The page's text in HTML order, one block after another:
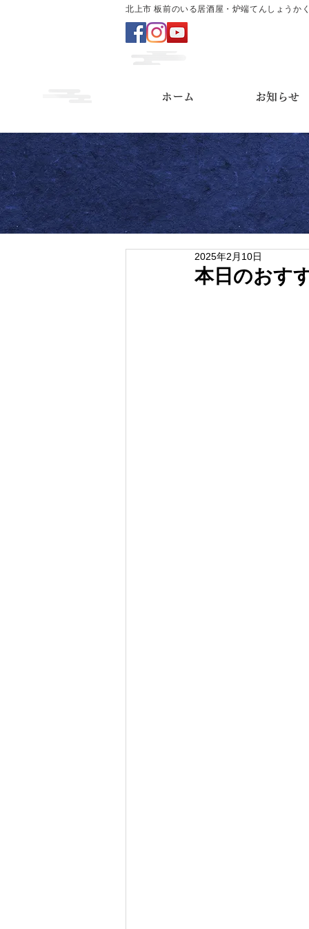
北上市 板前のいる居酒屋・炉端てんしょうか
ホーム お知らせ
本日のおす
2025年2月10日